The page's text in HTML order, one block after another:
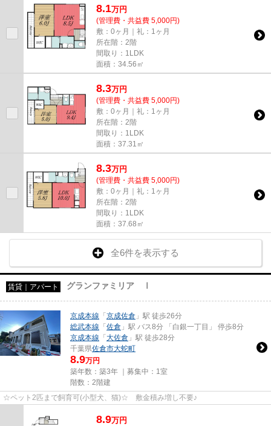
8.1万円
(管理費・共益費 5,000円)
敷：0ヶ月｜礼：1ヶ月
所在階：2階
間取り：1LDK
面積：34.56㎡
8.3万円
(管理費・共益費 5,000円)
敷：0ヶ月｜礼：1ヶ月
所在階：2階
間取り：1LDK
面積：37.31㎡
8.3万円
(管理費・共益費 5,000円)
敷：0ヶ月｜礼：1ヶ月
所在階：2階
間取り：1LDK
面積：37.68㎡
全6件を表示する
賃貸｜アパート グランファミリア Ⅰ
京成本線 「京成佐倉 」駅 徒歩26分
総武本線 「佐倉 」駅 バス8分 「白銀一丁目」 停歩8分
京成本線 「大佐倉 」駅 徒歩28分
千葉県佐倉市大蛇町
8.9万円
築年数：築3年 ｜募集中： 1室
階数：2階建
☆ペット2匹まで飼育可(小型犬、猫)☆ 敷金積み増し不要♪
8.9万円